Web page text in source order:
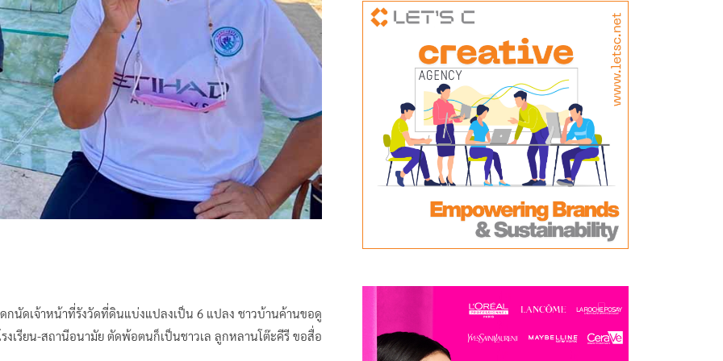
กนัดเจ้าหน้าที่รังวัดที่ดินแบ่งแปลงเป็น 6 แปลง ชาวบ้านค้านขอดู
งเรียน-สถานีอนามัย ตัดพ้อตนก็เป็นชาวเล ลูกหลานโต๊ะคีรี ขอสื่อ